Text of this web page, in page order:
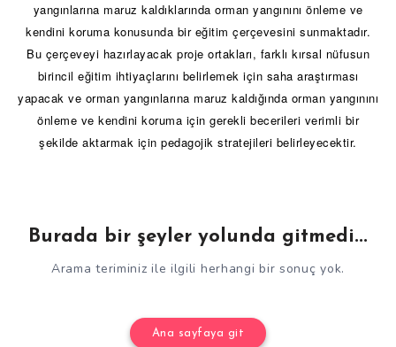
yangınlarına maruz kaldıklarında orman yangınını önleme ve
kendini koruma konusunda bir eğitim çerçevesini sunmaktadır.
Bu çerçeveyi hazırlayacak proje ortakları, farklı kırsal nüfusun
birincil eğitim ihtiyaçlarını belirlemek için saha araştırması
yapacak ve orman yangınlarına maruz kaldığında orman yangınını
önleme ve kendini koruma için gerekli becerileri verimli bir
şekilde aktarmak için pedagojik stratejileri belirleyecektir.
Burada bir şeyler yolunda gitmedi...
Arama teriminiz ile ilgili herhangi bir sonuç yok.
Ana sayfaya git